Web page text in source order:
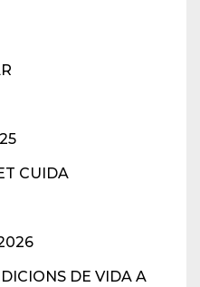
CUIDA
DE VIDA A